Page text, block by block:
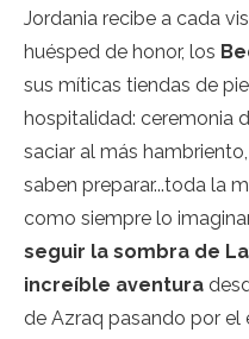
Jordania recibe a cada
huésped de honor, los
sus míticas tiendas de
hospitalidad: ceremonia
saciar al más
saben preparar...toda la
como siempre lo
seguir la sombra de
increíble aventura
de Azraq pasando por el